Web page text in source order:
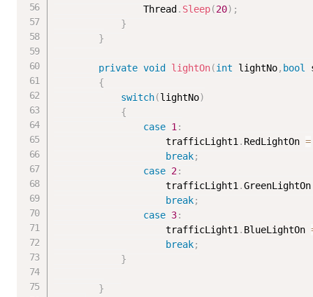
                Thread
. Sleep(20) ;
}
}
private void lightOn(int lightNo, bool
{
switch(lightNo)
{
case 1 :
                    trafficLight1
. RedLightOn =
break;
case 2:
                    trafficLight1
.
break;
case 3:
                    trafficLight1
. BlueLightOn
break;
}
}